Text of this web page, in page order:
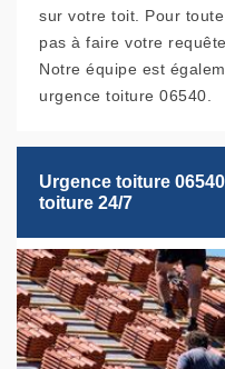
sur votre toit. Pour
pas à faire votre
Notre équipe est
urgence toiture 06540.
Urgence toiture
toiture 24/7